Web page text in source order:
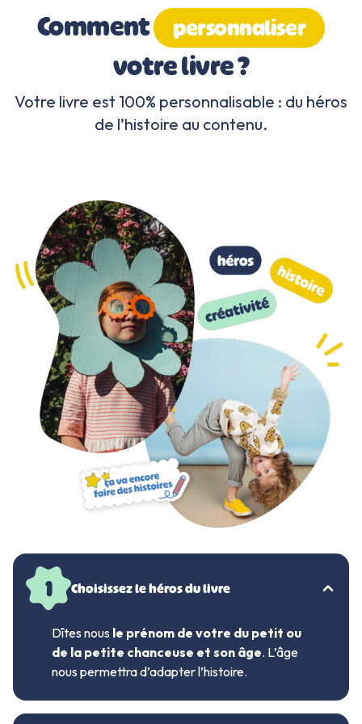
Comment personnaliser
votre livre ?
Votre livre est 100% personnalisable : du héros
de l’histoire au contenu.
1 Choisissez le héros du livre
Dîtes nous le prénom de votre du petit ou
de la petite chanceuse et son âge. L’âge
nous permettra d’adapter l’histoire.